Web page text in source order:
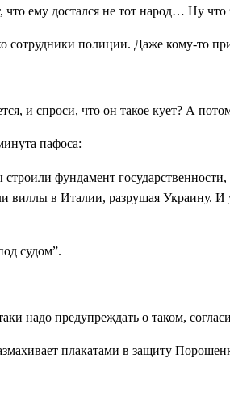
ему достался не тот народ… Ну что
полиции. Даже кому-то
и спроси, что он такое кует? А
пафоса:
фундамент
в Италии, разрушая Украину. И
судом”.
надо предупреждать о таком,
плакатами в защиту